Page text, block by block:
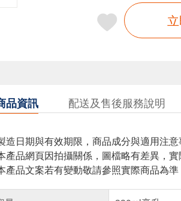
品資訊 配送及售後服務說明
造日期與有效期限，商品成分與適用注
產品網頁因拍攝關係，圖檔略有差異，
產品文案若有變動敬請參照實際商品為準